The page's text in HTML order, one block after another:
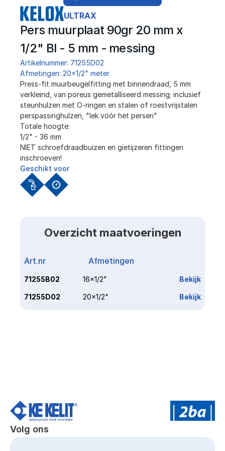
ULTRAX
Pers muurplaat 90gr 20 mm x
1/2" BI - 5 mm - messing
Artikelnummer: 71255D02
Afmetingen: 20x1/2" meter
Press-fit muurbeugelfitting met binnendraad, 5 mm
verkleind, van poreus gemetalliseerd messing; inclusief
steunhulzen met O-ringen en stalen of roestvrijstalen
perspassinghulzen, "lek vóór het persen"
Totale hoogte:
1/2" - 36 mm
NIET schroefdraadbuizen en gietijzeren fittingen
inschroeven!
Geschikt voor
Overzicht maatvoeringen
Art.nr Afmetingen
71255B02 16x1/2" Bekijk
71255D02 20x1/2" Bekijk
Volg ons